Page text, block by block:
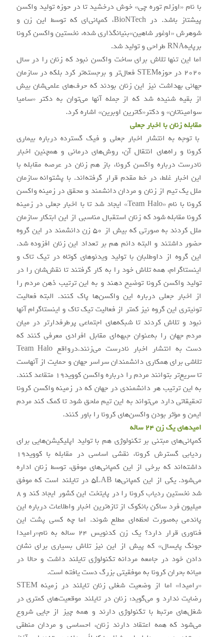
با نام «اوزلم توره چی» خوش درخشید تا در حوزه تولید واکسن
پیشتاز باشد. در BioNTech، کمپانی‌ای که توسط این زن و
شوهرش «اوغور شاهین»بنیانگذاری شده، نخستین واکسن کرونا
برپایهRNA طراحی و تولید شد.
اما این تنها تلاش برای ساخت واکسن نبود که زنان را در سال
2020 در حوزهSTEM فعال‌تر و برجسته‌تر کرد بلکه در سازمان
جهانی بهداشت نیز این زنان بودند که حرف‌های علمی‌شان بیش
از بقیه شنیده شد که از جمله آنها می‌توان به دکتر «سامیا
سوامیناتان» و دکتر«کاترین اوبرین» اشاره کرد.
مقابله زنان با اخبار جعلی
با توجه به انتشار اخبار جعلی و فیک گسترده درباره بیماری
کرونا و راه‌های انتقال آن، روش‌های درمانی و همچنین اخبار
نادرست درباره واکسن کرونا، باز هم زنان در عرصه مقابله با
این اخبار غلط، در خط مقدم قرار گرفته‌اند. با پشتوانه سازمان
ملل یک تیم از زنان و مردان دانشمند و محقق در زمینه واکسن
کرونا با نام «Team Halo» ایجاد شد تا با اخبار جعلی در زمینه
کرونا مقابله شود که زنان استقبال مناسبی از این ابتکار سازمان
ملل کردند به صورتی که بیش از 50 زن دانشمند در این گروه
حضور داشتند و البته دائم هم بر تعداد این زنان افزوده شد.
این گروه از داوطلبان با تولید ویدئوهای کوتاه در تیک تاک و
اینستاگرام، همه تلاش خود را به کار گرفتند تا نقش‌شان را در
تولید واکسن کرونا توضیح دهند و به این ترتیب ذهن مردم را
از اخبار جعلی درباره این واکسن‌ها پاک کنند. البته فعالیت
توئیتری این گروه نیز کمتر از فعالیت تیک تاک و اینستاگرام آنها
نبود و تلاش کردند تا شبکه‌های اجتماعی پرطرفدارتر در میان
مردم جهان را به‌عنوان جبهه‌ای مقابل افرادی معرفی کنند که
دست به انتشار اخبار نادرست می‌زنند.درواقع Team Halo
تلاشی برای همکاری دانشمندان سراسر جهان و حمایت از آنهاست
تا سریع‌تر بتوانند مردم را درباره واکسن کووید19 متقاعد کنند.
به این ترتیب هر دانشمندی در جهان که در زمینه واکسن کرونا
تحقیقاتی دارد می‌تواند به این تیم ملحق شود تا کمک کند مردم
ایمن و مؤثر بودن واکسن‌های کرونا را باور کنند.
امیدهای یک زن 24 ساله
کمپانی‌های مبتنی بر تکنولوژی هم با تولید اپلیکیشن‌هایی برای
ردیابی گسترش کرونا، نقشی اساسی در مقابله با کووید19
داشته‌اند که برخی از این کمپانی‌های موفق، توسط زنان اداره
می‌شود. یکی از این کمپانی‌ها 5LAB در تایلند است که موفق
شد نخستین ردیاب کرونا را در پایتخت این کشور ایجاد کند و 8
میلیون فرد ساکن بانکوک از تازه‌ترین اخبار واطلاعات درباره این
پاندمی به‌صورت لحظه‌ای مطلع شوند. اما چه کسی پشت این
فناوری قرار دارد؟ یک زن کدنویس 24 ساله به نام«رامیدا
جونگ پایسال» که پیش از این نیز تلاش بسیاری برای نشان
دادن خود در جامعه مردانه تکنولوژی تایلند داشت و حالا در
میانه بحران کرونا به موفقیتی بزرگ دست یافته است.
«رامیدا» اما از وضعیت شغلی زنان تایلند در زمینه STEM
رضایت ندارد و می‌گوید: زنان در تایلند موقعیت‌های کمتری در
شغل‌های مرتبط با تکنولوژی دارند و همه چیز از جایی شروع
می‌شود که همه اعتقاد دارند زنان، احساسی و مردان منطقی